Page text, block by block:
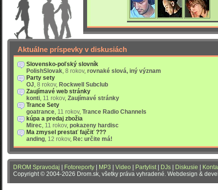
Aktuálne príspevky v diskusiách
Slovensko-poľský slovník
PolishSlovak 8 rokov, rovnaké slová, iný význam
Party sety
OJ 8 rokov, Rockwell Subclub
Zaujímavé web stránky
konti 11 rokov, Zaujímavé stránky
Trance Sety
goatrance 11 rokov, Trance Radio Channels
kúpa a predaj zbožia
Mirec 11 rokov, pokazeny hardisc
Ma zmysel prestať fajčiť ???
anding 12 rokov, Re: určite má!
DROM Spravodaj | Fotoreporty | MP3 | Video | Partylist | DJs | Diskusie |
Copyright © 2004-2026 Drom.sk, všetky práva vyhradené. Webdesign &